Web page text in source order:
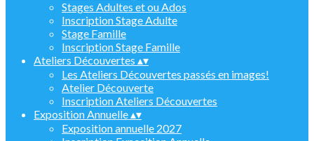
Stages Adultes et ou Ados
Inscription Stage Adulte
Stage Famille
Inscription Stage Famille
Ateliers Découvertes ▴▾
Les Ateliers Découvertes passés en images!
Atelier Découverte
Inscription Ateliers Découvertes
Exposition Annuelle▴▾
Exposition annuelle 2027